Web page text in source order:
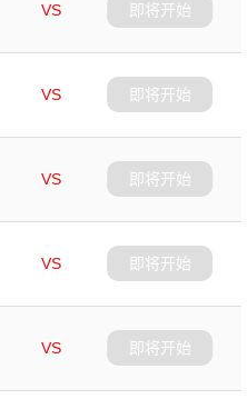
VS
即将开始
VS
即将开始
VS
即将开始
VS
即将开始
VS
即将开始